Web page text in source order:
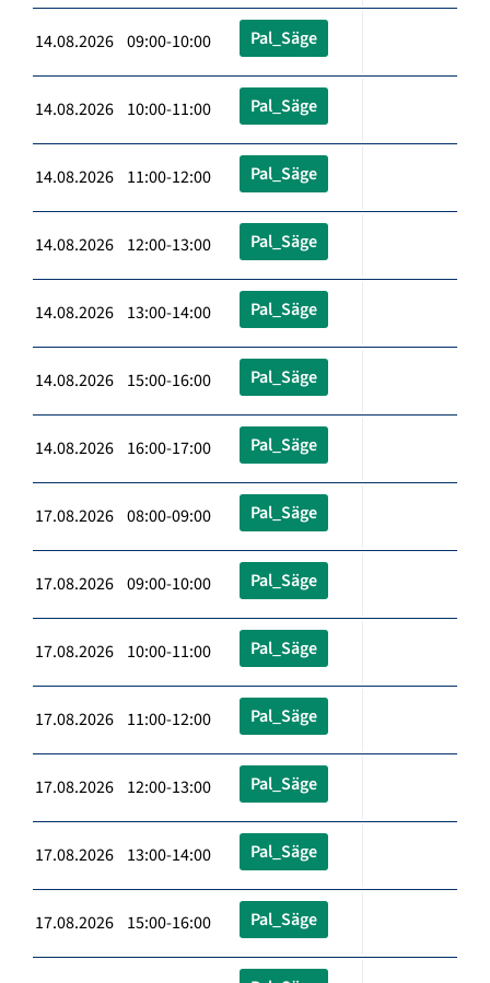
14.08.2026 09:00-10:00 Pal_Säge
14.08.2026 10:00-11:00 Pal_Säge
14.08.2026 11:00-12:00 Pal_Säge
14.08.2026 12:00-13:00 Pal_Säge
14.08.2026 13:00-14:00 Pal_Säge
14.08.2026 15:00-16:00 Pal_Säge
14.08.2026 16:00-17:00 Pal_Säge
17.08.2026 08:00-09:00 Pal_Säge
17.08.2026 09:00-10:00 Pal_Säge
17.08.2026 10:00-11:00 Pal_Säge
17.08.2026 11:00-12:00 Pal_Säge
17.08.2026 12:00-13:00 Pal_Säge
17.08.2026 13:00-14:00 Pal_Säge
17.08.2026 15:00-16:00 Pal_Säge